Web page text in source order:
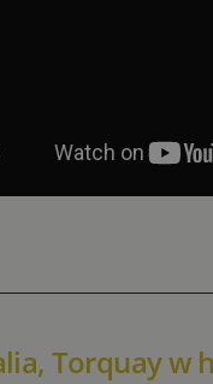
Torquay w